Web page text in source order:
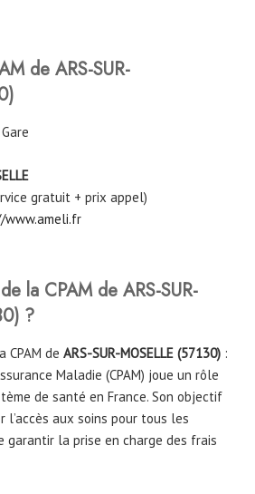
de ARS-SUR-
gratuit + prix appel)
la CPAM de ARS-SUR-
?
CPAM de ARS-SUR-MOSELLE (57130) :
Maladie (CPAM) joue un rôle
de santé en France. Son objectif
l’accès aux soins pour tous les
garantir la prise en charge des frais